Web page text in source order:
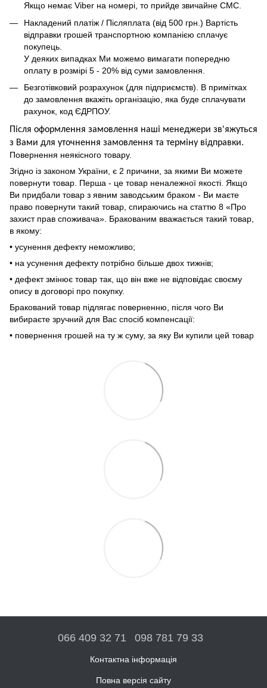
Якщо немає Viber на номері, то прийде звичайне СМС.
Накладений платіж / Післяплата (від 500 грн.) Вартість
відправки грошей транспортною компанією сплачує
покупець.
У деяких випадках Ми можемо вимагати попередню
оплату в розмірі 5 - 20% від суми замовлення.
Безготівковий розрахунок (для підприємств). В примітках
до замовлення вкажіть організацію, яка буде сплачувати
рахунок, код ЄДРПОУ.
Після оформлення замовлення наші менеджери зв'яжуться
з Вами для уточнення замовлення та терміну відправки.
Повернення неякісного товару.
Згідно із законом України, є 2 причини, за якими Ви можете
повернути товар. Перша - це товар неналежної якості. Якщо
Ви придбали товар з явним заводським браком - Ви маєте
право повернути такий товар, спираючись на статтю 8 «Про
захист прав споживача». Бракованим вважається такий товар,
в якому:
• усунення дефекту неможливо;
• на усунення дефекту потрібно більше двох тижнів;
• дефект змінює товар так, що він вже не відповідає своєму
опису в договорі про покупку.
Бракований товар підлягає поверненню, після чого Ви
вибираєте зручний для Вас спосіб компенсації:
• повернення грошей на ту ж суму, за яку Ви купили цей товар
066 409 32 71 098 781 79 33
Контактна інформація
Повна версія сайту